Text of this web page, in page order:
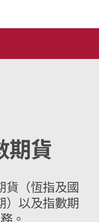
期貨
貨（恆指及國
）以及指數期
。